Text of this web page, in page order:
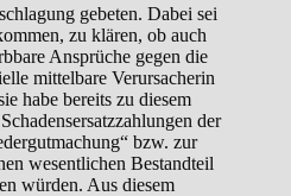
gebeten. Dabei sei
zu klären, ob auch
Ansprüche gegen die
mittelbare Verursacherin
habe bereits zu diesem
der
bzw. zur
wesentlichen Bestandteil
würden. Aus diesem